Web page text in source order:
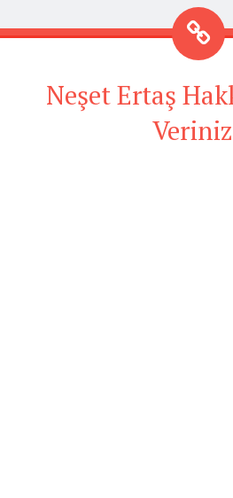
Neşet Ertaş